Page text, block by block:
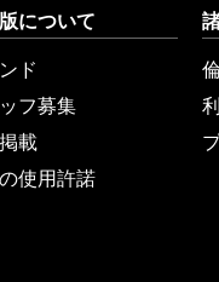
について
ド
フ募集
載
使用許諾